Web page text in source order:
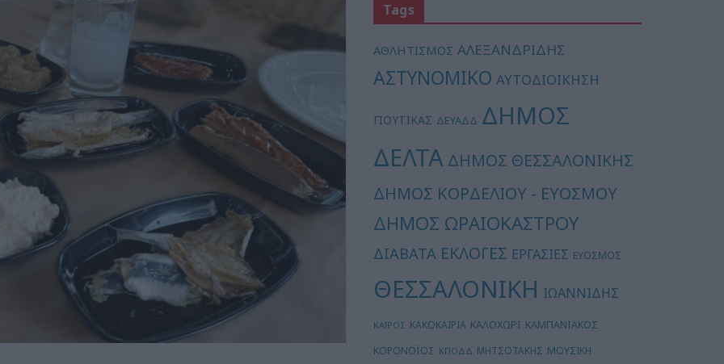
Tags
ΑΘΛΗΤΙΣΜΟΣ ΑΛΕΞΑΝΔΡΙΔΗΣ
ΑΣΤΥΝΟΜΙΚΟ ΑΥΤΟΔΙΟΙΚΗΣΗ
ΓΙΟΥΤΙΚΑΣ ΔΕΥΑΔΔ ΔΗΜΟΣ
ΔΕΛΤΑ ΔΗΜΟΣ ΘΕΣΣΑΛΟΝΙΚΗΣ
ΔΗΜΟΣ ΚΟΡΔΕΛΙΟΥ - ΕΥΟΣΜΟΥ
ΔΗΜΟΣ ΩΡΑΙΟΚΑΣΤΡΟΥ
ΔΙΑΒΑΤΑ ΕΚΛΟΓΕΣ ΕΡΓΑΣΙΕΣ ΕΥΟΣΜΟΣ
ΘΕΣΣΑΛΟΝΙΚΗ ΙΩΑΝΝΙΔΗΣ
ΚΑΙΡΟΣ ΚΑΚΟΚΑΙΡΙΑ ΚΑΛΟΧΩΡΙ ΚΑΜΠΑΝΙΑΚΟΣ
ΚΟΡΟΝΟΪΟΣ ΚΠΟΔΔ ΜΗΤΣΟΤΑΚΗΣ ΜΟΥΣΙΚΗ